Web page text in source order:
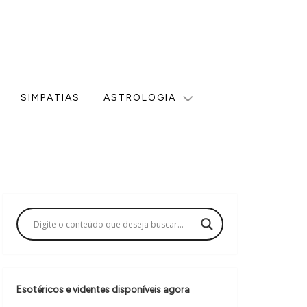
SIMPATIAS ASTROLOGIA
Esotéricos e videntes disponíveis agora